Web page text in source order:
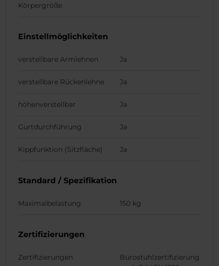
Körpergröße
Einstellmöglichkeiten
verstellbare Armlehnen Ja
verstellbare Rückenlehne Ja
höhenverstellbar Ja
Gurtdurchführung Ja
Kippfunktion (Sitzfläche) Ja
Standard / Spezifikation
Maximalbelastung 150 kg
Zertifizierungen
Zertifizierungen
Bürostuhlzertifizierung